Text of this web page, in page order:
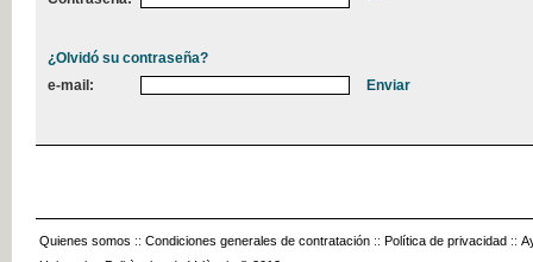
¿Olvidó su contraseña?
e-mail:
Quienes somos :: Condiciones generales de contratación :: Política de privacidad ::